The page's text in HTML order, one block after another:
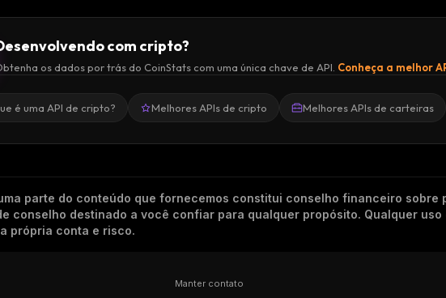
com cripto?
os dados por trás do CoinStats com uma única chave de API. Conheça a melhor
é uma API de cripto? Melhores APIs de cripto Melhores APIs de carteiras
parte do conteúdo que fornecemos constitui conselho financeiro sobre
conselho destinado a você confiar para qualquer propósito. Qualquer
própria conta e risco.
Manter contato